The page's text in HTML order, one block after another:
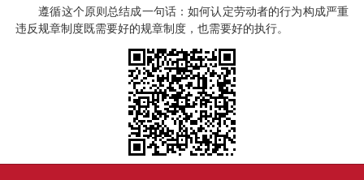
遵循这个原则总结成一句话：如何认定劳动者的行为构成严重
违反规章制度既需要好的规章制度，也需要好的执行。